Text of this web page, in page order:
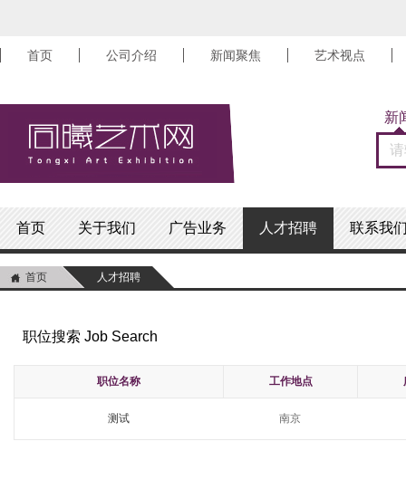
首页 公司介绍 新闻聚焦 艺术视点
新
首页 关于我们 广告业务 人才招聘 联系我
首页 人才招聘
职位搜索 Job Search
职位名称 工作地点
测试 南京